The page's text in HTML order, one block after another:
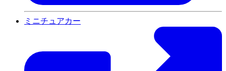
ミニチュアカー